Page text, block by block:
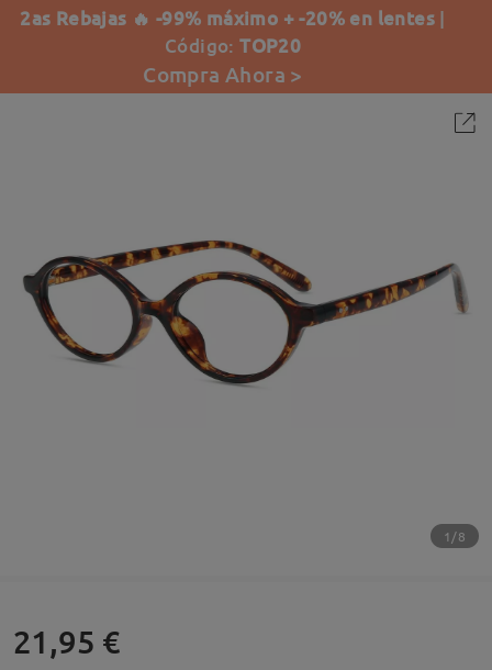
2as Rebajas 🔥 -99% máximo + -20% en lentes |
Código:TOP20
Compra Ahora >
1/8
21,95 €